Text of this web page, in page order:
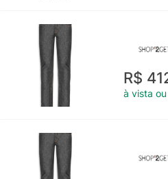
R$
à vista